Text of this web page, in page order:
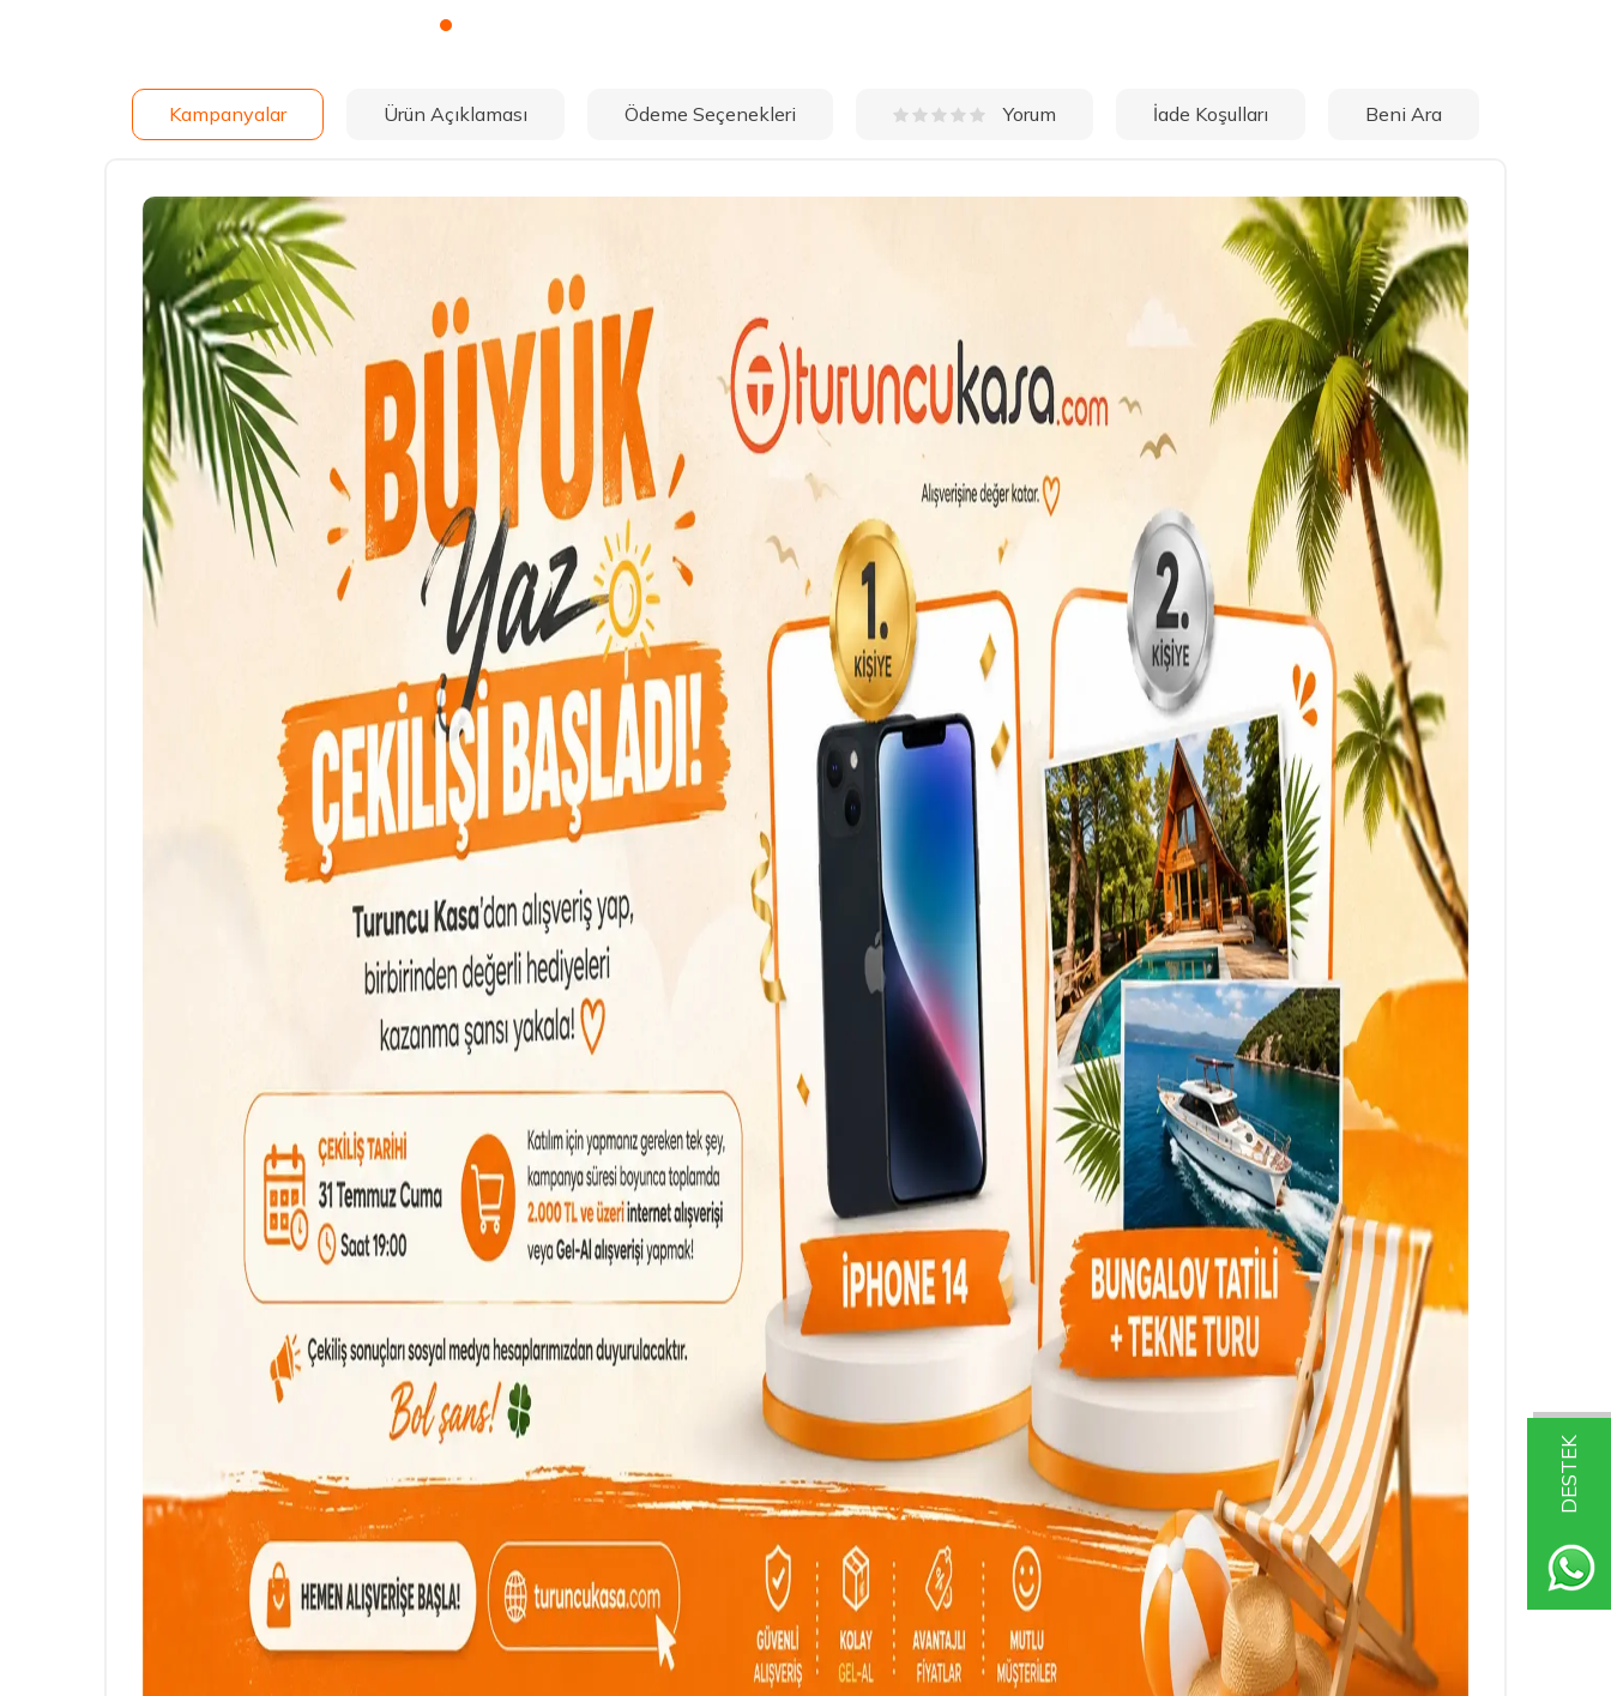
DESTEK
Kampanyalar Ürün Açıklaması Ödeme Seçenekleri Yorum İade Koşulları Beni Ara